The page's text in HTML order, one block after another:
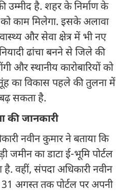
उम्मीद है. शहर के निर्माण के
को काम मिलेगा. इसके अलावा
और सेवा क्षेत्र में भी नए
ढांचा बनने से जिले की
और स्थानीय कारोबारियों को
का विकास पहले की तुलना में
सकता है.
की जानकारी
नवीन कुमार ने बताया कि
जमीन का डाटा ई-भूमि पोर्टल
वहीं, संपदा अधिकारी नवीन
अगस्त तक पोर्टल पर अपनी